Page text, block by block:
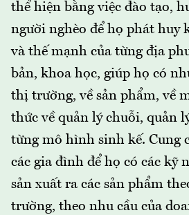
thể hiện bằng việc đào tạo,
người nghèo để họ phát huy
và thế mạnh của từng địa
bản, khoa học, giúp họ có
thị trường, về sản phẩm, về
thức về quản lý chuỗi, quản
từng mô hình sinh kế. Cung
các gia đình để họ có các kỹ
sản xuất ra các sản phẩm
trường, theo nhu cầu của